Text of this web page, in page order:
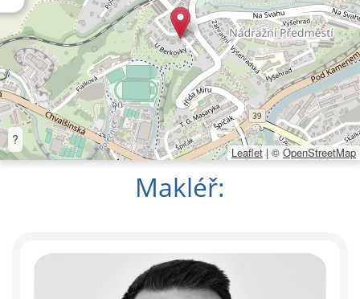
?
Leaflet |© OpenStreetMap
Makléř: